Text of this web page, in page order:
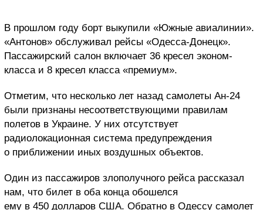
В прошлом году борт выкупили «Южные авиалинии».
«Антонов» обслуживал рейсы «Одесса-Донецк».
Пассажирский салон включает 36 кресел эконом-
класса и 8 кресел класса «премиум».
Отметим, что несколько лет назад самолеты Ан-24
были признаны несоответствующими правилам
полетов в Украине. У них отсутствует
радиолокационная система предупреждения
о приближении иных воздушных объектов.
Один из пассажиров злополучного рейса рассказал
нам, что билет в оба конца обошелся
ему в 450 долларов США. Обратно в Одессу самолет